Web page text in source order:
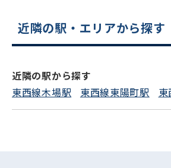
電話でお問い合わ
近隣の駅・エリアから探す
近隣の駅から探す
東西線木場駅
東西線東陽町駅